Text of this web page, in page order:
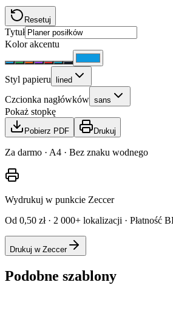
Resetuj
Tytuł
Kolor akcentu
Styl papieru lined
Czcionka nagłówków sans
Pokaż stopkę
Pobierz PDF Drukuj
Za darmo · A4 · Bez znaku wodnego
Wydrukuj w punkcie Zeccer
Od 0,50 zł · 2 000+ lokalizacji · Płatność
Drukuj w Zeccer
Podobne szablony